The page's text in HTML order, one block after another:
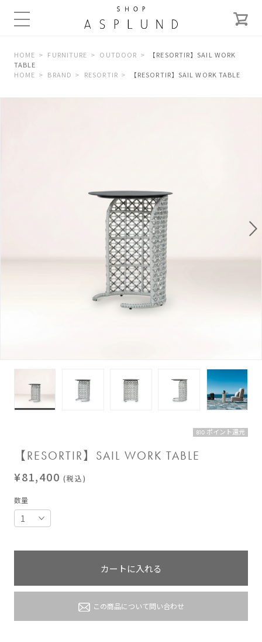
HOME FURNITURE OUTDOOR
【RESORTIR】SAIL WORK
TABLE
HOME
BRAND RESORTIR 【RESORTIR】SAIL WORK TABLE
810 ポイント還元
【RESORTIR】SAIL WORK TABLE
¥81,400(税込)
数量
カートに入れる
この商品について問い合わせ